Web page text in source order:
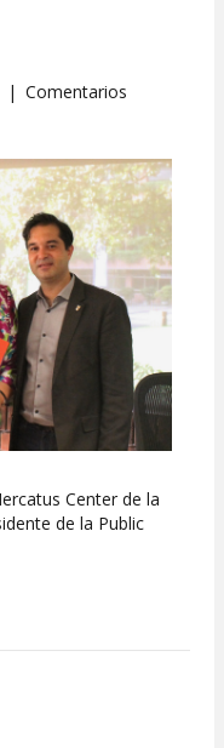
| Comentarios
Center de la
de la Public